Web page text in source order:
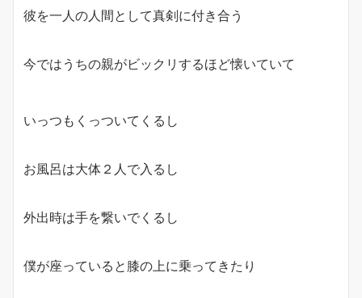
彼を一人の人間として真剣に付き合う
今ではうちの親がビックリするほど懐いていて
いっつもくっついてくるし
お風呂は大体２人で入るし
外出時は手を繋いでくるし
僕が座っていると膝の上に乗ってきたり